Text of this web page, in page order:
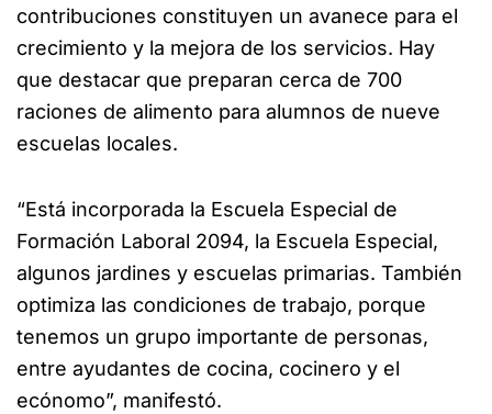
contribuciones constituyen un avanece para el
crecimiento y la mejora de los servicios. Hay
que destacar que preparan cerca de 700
raciones de alimento para alumnos de nueve
escuelas locales.
“Está incorporada la Escuela Especial de
Formación Laboral 2094, la Escuela Especial,
algunos jardines y escuelas primarias. También
optimiza las condiciones de trabajo, porque
tenemos un grupo importante de personas,
entre ayudantes de cocina, cocinero y el
ecónomo”, manifestó.